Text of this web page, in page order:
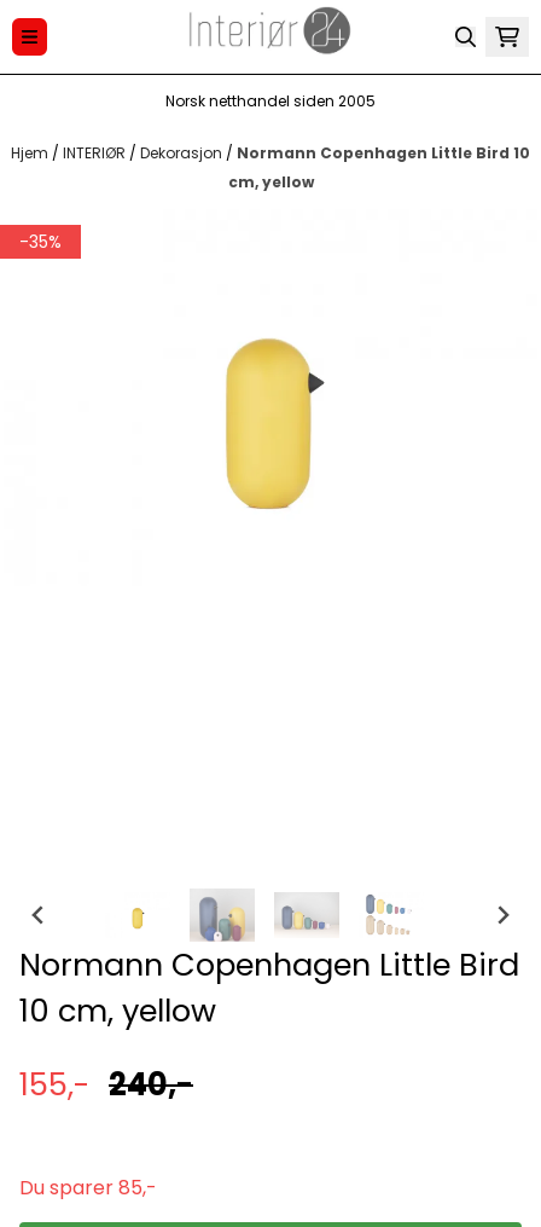
Hopp til innhold
Norsk netthandel siden 2005
Hjem / INTERIØR / Dekorasjon / Normann Copenhagen Little Bird 10
cm, yellow
-35%
Normann Copenhagen Little Bird
10 cm, yellow
155,- 240,-
Du sparer 85,-